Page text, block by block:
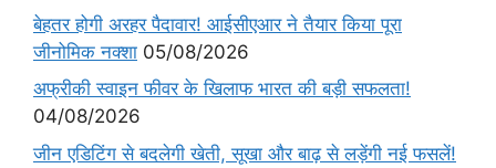
बेहतर होगी अरहर पैदावार! आईसीएआर ने तैयार किया पूरा
जीनोमिक नक्शा 05/08/2026
अफ्रीकी स्वाइन फीवर के खिलाफ भारत की बड़ी सफलता!
04/08/2026
जीन एडिटिंग से बदलेगी खेती, सूखा और बाढ़ से लड़ेंगी नई फसलें!